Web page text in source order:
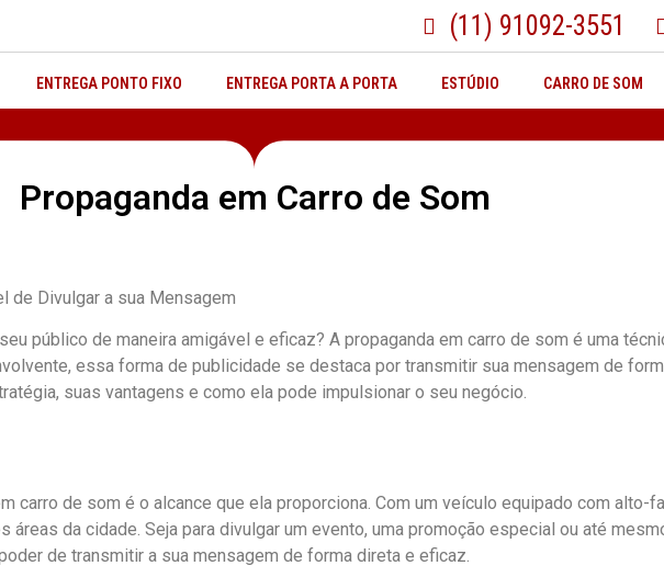
(11) 91092-3551
ENTREGA PONTO FIXO ENTREGA PORTA A PORTA ESTÚDIO CARRO DE SOM
Propaganda em Carro de Som
de Divulgar a sua Mensagem
público de maneira amigável e eficaz? A propaganda em carro de som é uma
essa forma de publicidade se destaca por transmitir sua mensagem de
suas vantagens e como ela pode impulsionar o seu negócio.
carro de som é o alcance que ela proporciona. Com um veículo equipado com alto-
da cidade. Seja para divulgar um evento, uma promoção especial ou até
de transmitir a sua mensagem de forma direta e eficaz.